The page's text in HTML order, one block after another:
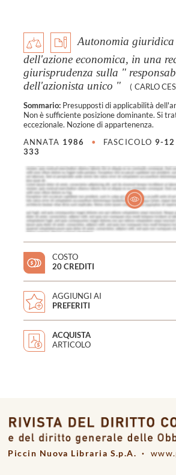
Autonomia
dell'azione economica, in una
giurisprudenza sulla "
dell'azionista unico "
( CARLO
Sommario:Presupposti di applicabilità
Non è sufficiente posizione dominante. Si
eccezionale. Nozione di appartenenza.
ANNATA 1986 • FASCICOLO 9-12
333
COSTO
20 CREDITI
AGGIUNGI AI
PREFERITI
ACQUISTA
ARTICOLO
Piccin Nuova Libraria S.p.A. ·